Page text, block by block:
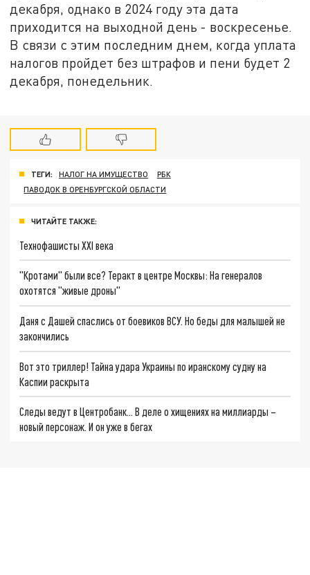
декабря, однако в 2024 году эта дата
приходится на выходной день - воскресенье.
В связи с этим последним днем, когда уплата
налогов пройдет без штрафов и пени будет 2
декабря, понедельник.
ТЕГИ: НАЛОГ НА ИМУЩЕСТВО
РБК
ПАВОДОК В ОРЕНБУРГСКОЙ ОБЛАСТИ
ЧИТАЙТЕ ТАКЖЕ:
Технофашисты XXI века
"Кротами" были все? Теракт в центре Москвы: На генералов
охотятся "живые дроны"
Даня с Дашей спаслись от боевиков ВСУ. Но беды для малышей не
закончились
Вот это триллер! Тайна удара Украины по иранскому судну на
Каспии раскрыта
Следы ведут в Центробанк… В деле о хищениях на миллиарды –
новый персонаж. И он уже в бегах